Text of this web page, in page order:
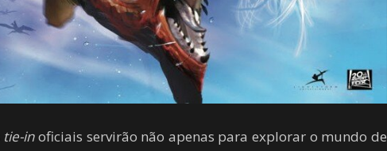
tie-inoficiais servirão não apenas para explorar o mundo de